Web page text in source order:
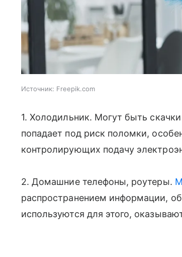
Источник: Freepik.com
1. Холодильник. Могут быть
попадает под риск поломки,
контролирующих подачу
2. Домашние телефоны, роутеры.
распространением информации,
используются для этого,